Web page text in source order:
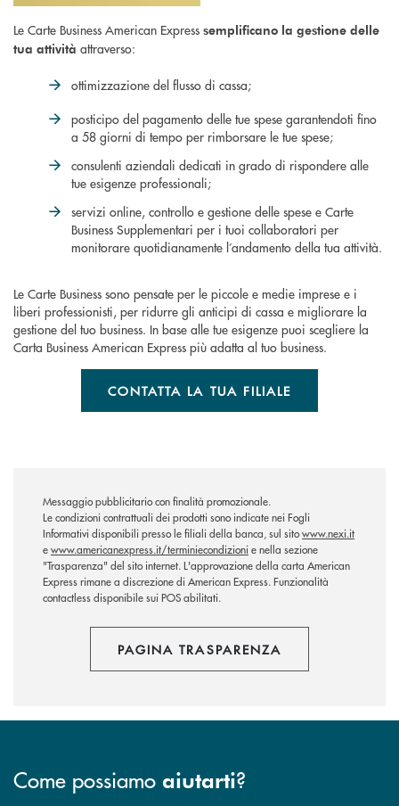
Le Carte Business American Express semplificano la gestione delle
tua attività attraverso:
ottimizzazione del flusso di cassa;
posticipo del pagamento delle tue spese garantendoti fino
a 58 giorni di tempo per rimborsare le tue spese;
consulenti aziendali dedicati in grado di rispondere alle
tue esigenze professionali;
servizi online, controllo e gestione delle spese e Carte
Business Supplementari per i tuoi collaboratori per
monitorare quotidianamente l’andamento della tua attività.
Le Carte Business sono pensate per le piccole e medie imprese e i
liberi professionisti, per ridurre gli anticipi di cassa e migliorare la
gestione del tuo business. In base alle tue esigenze puoi scegliere la
Carta Business American Express più adatta al tuo business.
CONTATTA LA TUA FILIALE
Messaggio pubblicitario con finalità promozionale.
Le condizioni contrattuali dei prodotti sono indicate nei Fogli
Informativi disponibili presso le filiali della banca, sul sitowww.nexi.it
ewww.americanexpress.it/terminiecondizionie nella sezione
"Trasparenza" del sito internet. L'approvazione della carta American
Express rimane a discrezione di American Express. Funzionalità
contactless disponibile sui POS abilitati.
PAGINA TRASPARENZA
Come possiamo aiutarti?